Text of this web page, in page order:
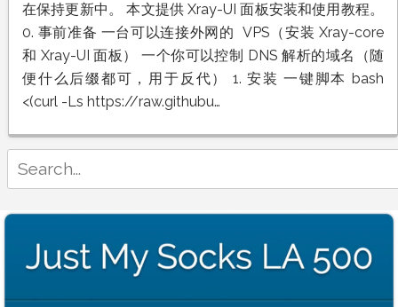
大
佬
Xray-
UI
面
板
保
姆
一
安
装、
反
在保持更新中。 本文提供 Xray-UI 面板安装和使用教程。
0. 事前准备 一台可以连接外网的 VPS（安装 Xray-core
和 Xray-UI 面板） 一个你可以控制 DNS 解析的域名（随
便什么后缀都可，用于反代） 1. 安装 一键脚本 bash
<(curl -Ls https://raw.githubu…
for: